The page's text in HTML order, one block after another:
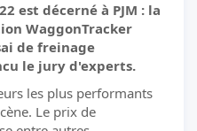
est décerné à PJM : la
WaggonTracker
de freinage
le jury d'experts.
les plus performants
Le prix de